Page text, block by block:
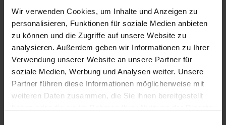
Wir verwenden Cookies, um Inhalte und Anzeigen zu
personalisieren, Funktionen für soziale Medien anbieten
zu können und die Zugriffe auf unsere Website zu
analysieren. Außerdem geben wir Informationen zu Ihrer
Verwendung unserer Website an unsere Partner für
soziale Medien, Werbung und Analysen weiter. Unsere
Partner führen diese Informationen möglicherweise mit
weiteren Daten zusammen, die Sie ihnen bereitgestellt
Irland 25,90 €
Spanien 25,90 €
Finnland 25,90 €
Estland 25,90 €